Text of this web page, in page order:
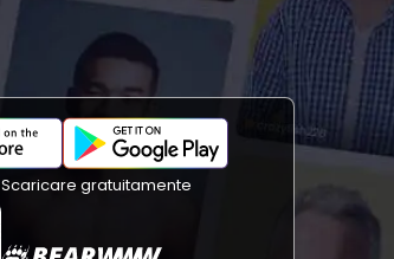
Scaricare gratuitamente